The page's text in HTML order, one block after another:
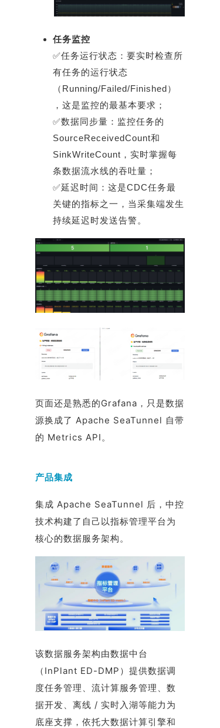
任务监控
✅任务运行状态：要实时检查所
有任务的运行状态
（Running/Failed/Finished）
，这是监控的最基本要求；
✅数据同步量：监控任务的
SourceReceivedCount和
SinkWriteCount，实时掌握每
条数据流水线的吞吐量；
✅延迟时间：这是CDC任务最
关键的指标之一，当采集端发生
持续延迟时发送告警。
页面还是熟悉的Grafana，只是数据
源换成了 Apache SeaTunnel 自带
的 Metrics API。
产品集成
集成 Apache SeaTunnel 后，中控
技术构建了自己以指标管理平台为
核心的数据服务架构。
该数据服务架构由数据中台
（InPlant ED-DMP）提供数据调
度任务管理、流计算服务管理、数
据开发、离线 / 实时入湖等能力为
底座支撑，依托大数据计算引擎和